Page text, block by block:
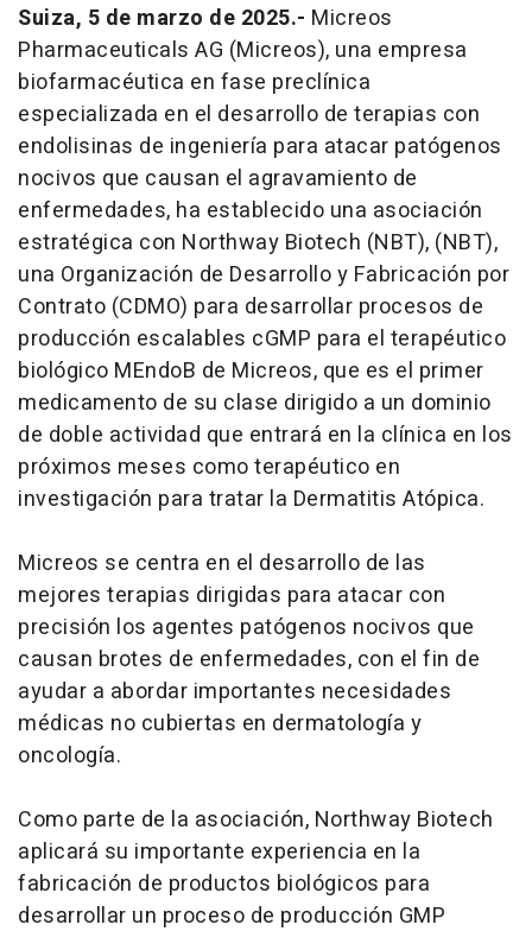
Suiza, 5 de marzo de 2025.- Micreos
Pharmaceuticals AG (Micreos), una empresa
biofarmacéutica en fase preclínica
especializada en el desarrollo de terapias con
endolisinas de ingeniería para atacar patógenos
nocivos que causan el agravamiento de
enfermedades, ha establecido una asociación
estratégica con Northway Biotech (NBT), (NBT),
una Organización de Desarrollo y Fabricación por
Contrato (CDMO) para desarrollar procesos de
producción escalables cGMP para el terapéutico
biológico MEndoB de Micreos, que es el primer
medicamento de su clase dirigido a un dominio
de doble actividad que entrará en la clínica en los
próximos meses como terapéutico en
investigación para tratar la Dermatitis Atópica.
Micreos se centra en el desarrollo de las
mejores terapias dirigidas para atacar con
precisión los agentes patógenos nocivos que
causan brotes de enfermedades, con el fin de
ayudar a abordar importantes necesidades
médicas no cubiertas en dermatología y
oncología.
Como parte de la asociación, Northway Biotech
aplicará su importante experiencia en la
fabricación de productos biológicos para
desarrollar un proceso de producción GMP